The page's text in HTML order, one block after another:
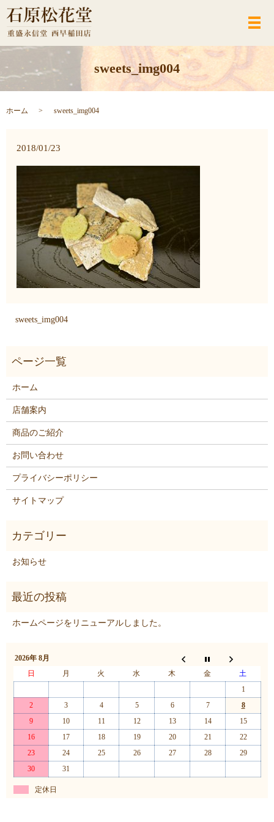
メ
sweets_img004
ホーム sweets_img004
2018/01/23
sweets_img004
ホーム
店舗案内
商品のご紹介
お問い合わせ
プライバシーポリシー
サイトマップ
お知らせ
ホームページをリニューアルしました。
2026年 8月
日
月 火 水 木 金
土
1
2
3 4 5 6 7
8
9
10 11 12 13 14
15
16
17 18 19 20 21
22
23
24 25 26 27 28
29
30
31
定休日